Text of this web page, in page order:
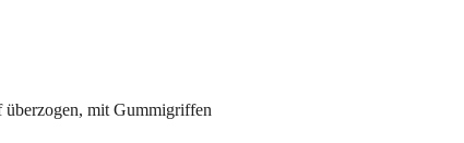
mit Gummigriffen